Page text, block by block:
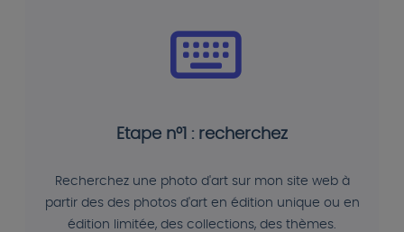
Etape n°1 : recherchez
Recherchez une photo d'art sur mon site web à
partir des des photos d'art en édition unique ou en
édition limitée, des collections, des thèmes.